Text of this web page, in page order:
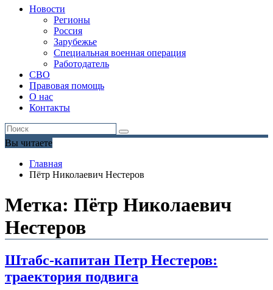
Новости
Регионы
Россия
Зарубежье
Специальная военная операция
Работодатель
СВО
Правовая помощь
О нас
Контакты
Вы читаете
Главная
Пётр Николаевич Нестеров
Метка: Пётр Николаевич
Нестеров
Штабс-капитан Петр Нестеров:
траектория подвига